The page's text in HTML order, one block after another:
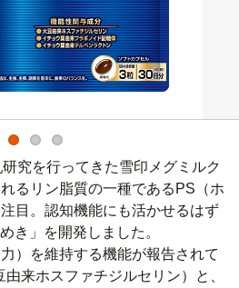
究を行ってきた雪印メグミルク
るリン脂質の一種であるPS（ホ
目。認知機能にも活かせるはず
き」を開発しました。
）を維持する機能が報告されて
来ホスファチジルセリン）と、